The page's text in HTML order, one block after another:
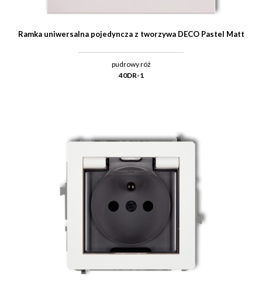
Ramka uniwersalna pojedyncza z tworzywa DECO Pastel Matt
pudrowy róż
40DR-1